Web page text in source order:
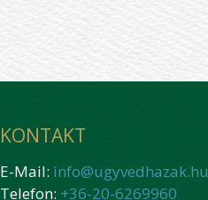
KONTAKT
E-Mail: info@ugyvedhazak.hu
Telefon: +36-20-6269960